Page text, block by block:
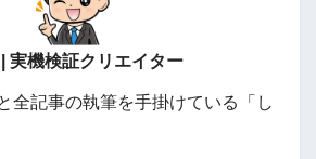
| 実機検証クリエイター
全記事の執筆を手掛けている「し